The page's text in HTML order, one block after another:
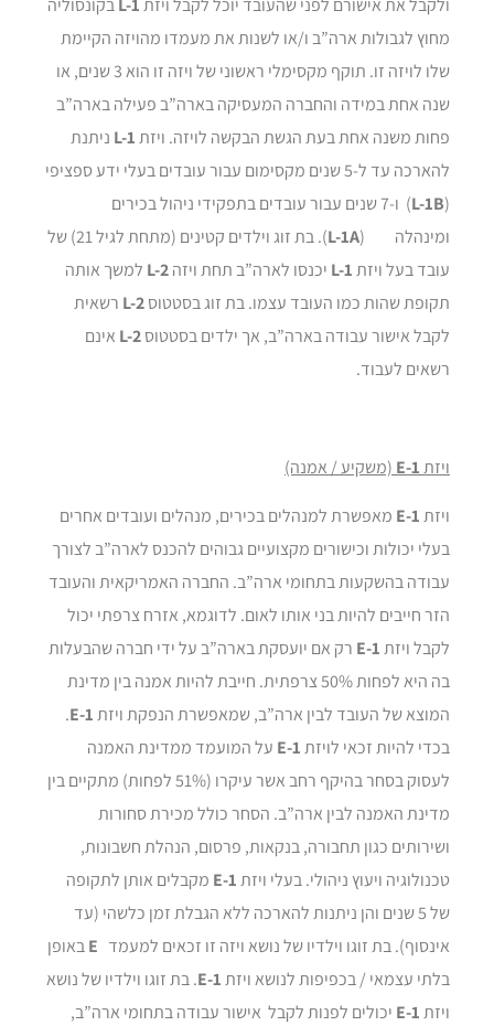
ולקבל את אישורם לפני שהעובד יוכל לקבל ויזתL-1 בקונסוליה
מחוץ לגבולות ארה”ב ו/או לשנות את מעמדו מהויזה הקיימת
שלו לויזה זו. תוקף מקסימלי ראשוני של ויזה זו הוא 3 שנים, או
שנה אחת במידה והחברה המעסיקה בארה”ב פעילה בארה”ב
פחות משנה אחת בעת הגשת הבקשה לויזה. ויזתL-1 ניתנת
להארכה עד ל-5 שנים מקסימום עבור עובדים בעלי ידע ספציפי
(
L-1B
) ו-7 שנים עבור עובדים בתפקידי ניהול בכירים
ומינהלה (L-1A
). בת זוג וילדים קטינים (מתחת לגיל 21) של
עובד בעל ויזתL-1 יכנסו לארה”ב תחת ויזהL-2 למשך אותה
תקופת שהות כמו העובד עצמו. בת זוג בסטטוסL-2 רשאית
לקבל אישור עבודה בארה”ב, אך ילדים בסטטוסL-2 אינם
רשאים לעבוד.
ויזתE-1 (משקיע / אמנה)
ויזתE-1 מאפשרת למנהלים בכירים, מנהלים ועובדים אחרים
בעלי יכולות וכישורים מקצועיים גבוהים להכנס לארה”ב לצורך
עבודה בהשקעות בתחומי ארה”ב. החברה האמריקאית והעובד
הזר חייבים להיות בני אותו לאום. לדוגמא, אזרח צרפתי יכול
לקבל ויזתE-1 רק אם יועסקת בארה”ב על ידי חברה שהבעלות
בה היא לפחות 50% צרפתית. חייבת להיות אמנה בין מדינת
המוצא של העובד לבין ארה”ב, שמאפשרת הנפקת ויזתE-1
.
בכדי להיות זכאי לויזתE-1 על המועמד ממדינת האמנה
לעסוק בסחר בהיקף רחב אשר עיקרו (51% לפחות) מתקיים בין
מדינת האמנה לבין ארה”ב. הסחר כולל מכירת סחורות
ושירותים כגון תחבורה, בנקאות, פרסום, הנהלת חשבונות,
טכנולוגיה ויעוץ ניהולי. בעלי ויזתE-1 מקבלים אותן לתקופה
של 5 שנים והן ניתנות להארכה ללא הגבלת זמן כלשהי (עד
אינסוף). בת זוגו וילדיו של נושא ויזה זו זכאים למעמד Eבאופן
בלתי עצמאי / בכפיפות לנושא ויזתE-1. בת זוגו וילדיו של נושא
ויזתE-1 יכולים לפנות לקבל אישור עבודה בתחומי ארה”ב,